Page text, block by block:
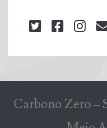
twitter
Carbono Zero –